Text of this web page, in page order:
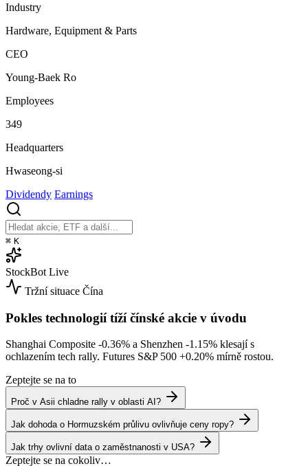
Industry
Hardware, Equipment & Parts
CEO
Young-Baek Ro
Employees
349
Headquarters
Hwaseong-si
Dividendy Earnings
⌘ K
StockBot Live
Tržní situace Čína
Pokles technologií tíží čínské akcie v úvodu
Shanghai Composite -0.36% a Shenzhen -1.15% klesají s
ochlazením tech rally. Futures S&P 500 +0.20% mírně rostou.
Zeptejte se na to
Proč v Asii chladne rally v oblasti AI?
Jak dohoda o Hormuzském průlivu ovlivňuje ceny ropy?
Jak trhy ovlivní data o zaměstnanosti v USA?